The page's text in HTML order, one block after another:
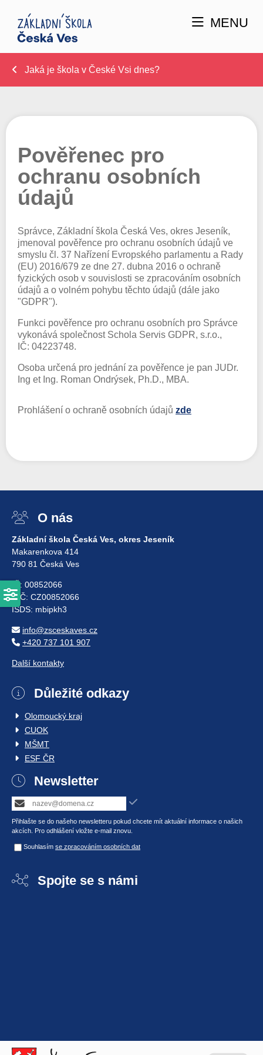
MENU
Jaká je škola v České Vsi dnes?
Pověřenec pro
ochranu osobních
údajů
Správce, Základní škola Česká Ves, okres Jeseník,
jmenoval pověřence pro ochranu osobních údajů ve
smyslu čl. 37 Nařízení Evropského parlamentu a Rady
(EU) 2016/679 ze dne 27. dubna 2016 o ochraně
fyzických osob v souvislosti se zpracováním osobních
údajů a o volném pohybu těchto údajů (dále jako
"GDPR").
Funkci pověřence pro ochranu osobních pro Správce
vykonává společnost Schola Servis GDPR, s.r.o.,
IČ: 04223748.
Osoba určená pro jednání za pověřence je pan JUDr.
Ing et Ing. Roman Ondrýsek, Ph.D., MBA.
Prohlášení o ochraně osobních údajů zde
O nás
Základní škola Česká Ves, okres Jeseník
Makarenkova 414
790 81 Česká Ves
IČ: 00852066
DIČ: CZ00852066
ISDS: mbipkh3
info@zsceskaves.cz
+420 737 101 907
Další kontakty
Důležité odkazy
Olomoucký kraj
CUOK
MŠMT
ESF ČR
Newsletter
Přihlašte se do našeho newsletteru pokud chcete mít aktuální informace o našich
akcích. Pro odhlášení vložte e-mail znovu.
Souhlasím se zpracováním osobních dat
Spojte se s námi